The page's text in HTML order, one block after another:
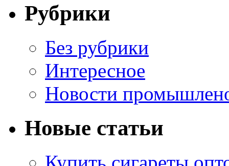
Рубрики
Без рубрики
Интересное
Новости
Новые статьи